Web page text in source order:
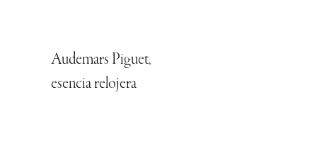
Audemars Piguet,
esencia relojera